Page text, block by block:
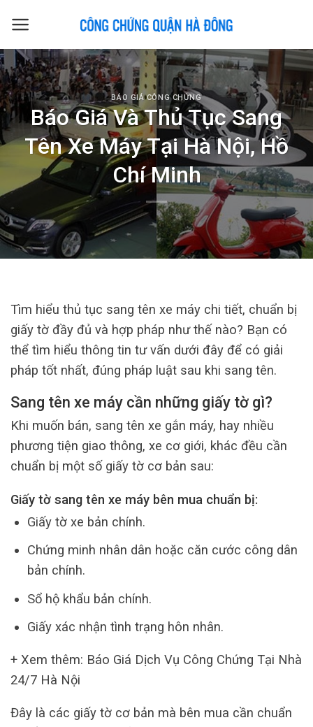
BÁO GIÁ CÔNG CHỨNG
Báo Giá Và Thủ Tục Sang
Tên Xe Máy Tại Hà Nội, Hồ
Chí Minh
Tìm hiểu thủ tục sang tên xe máy chi tiết, chuẩn bị
giấy tờ đầy đủ và hợp pháp như thế nào? Bạn có
thể tìm hiểu thông tin tư vấn dưới đây để có giải
pháp tốt nhất, đúng pháp luật sau khi sang tên.
Sang tên xe máy cần những giấy tờ gì?
Khi muốn bán, sang tên xe gắn máy, hay nhiều
phương tiện giao thông, xe cơ giới, khác đều cần
chuẩn bị một số giấy tờ cơ bản sau:
Giấy tờ sang tên xe máy bên mua chuẩn bị:
Giấy tờ xe bản chính.
Chứng minh nhân dân hoặc căn cước công dân
bản chính.
Sổ hộ khẩu bản chính.
Giấy xác nhận tình trạng hôn nhân.
+ Xem thêm: Báo Giá Dịch Vụ Công Chứng Tại Nhà
24/7 Hà Nội
Đây là các giấy tờ cơ bản mà bên mua cần chuẩn